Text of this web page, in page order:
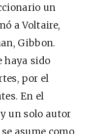
un
a Voltaire,
Gibbon.
haya sido
por el
En el
un solo autor
asume como